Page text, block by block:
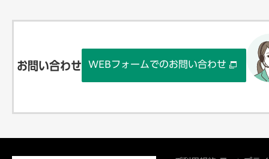
お問い合わせ WEBフォームでのお問い合わせ